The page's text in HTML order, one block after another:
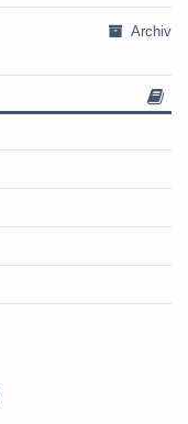
Archiv